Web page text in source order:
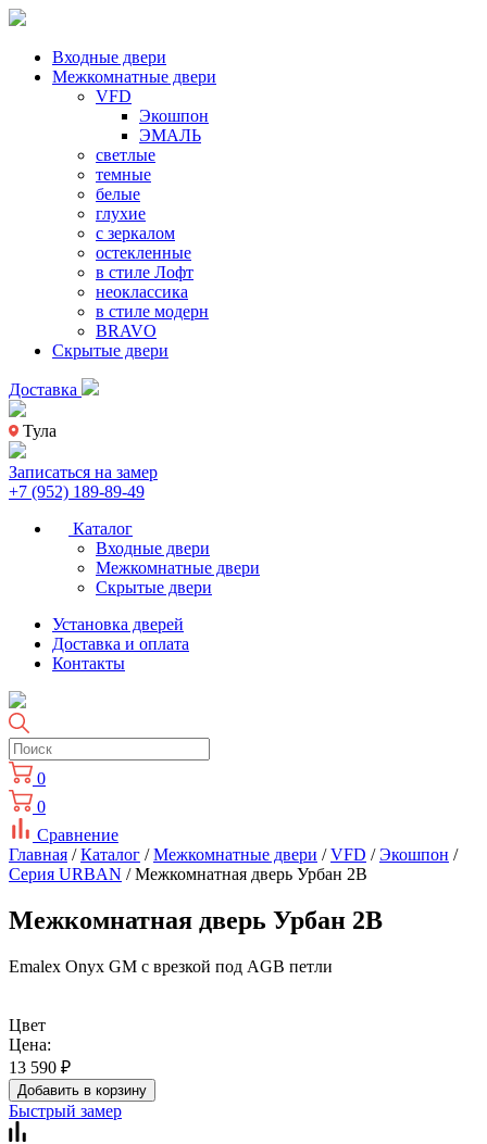
Входные двери
Межкомнатные двери
VFD
Экошпон
ЭМАЛЬ
светлые
темные
белые
глухие
с зеркалом
остекленные
в стиле Лофт
неоклассика
в стиле модерн
BRAVO
Скрытые двери
Доставка
Тула
Записаться на замер
+7 (952) 189-89-49
Каталог
Входные двери
Межкомнатные двери
Скрытые двери
Установка дверей
Доставка и оплата
Контакты
0
0
Сравнение
Главная /Каталог /Межкомнатные двери /VFD /Экошпон /
Серия URBAN / Межкомнатная дверь Урбан 2В
Межкомнатная дверь Урбан 2В
Emalex Onyx GM с врезкой под AGB петли
Цвет
Цена:
13 590 ₽
Добавить в корзину
Быстрый замер